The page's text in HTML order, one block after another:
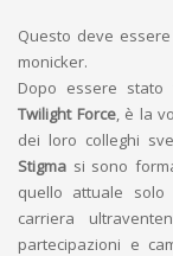
Questo deve
monicker.
Dopo essere stato
Twilight Force, è la
dei loro colleghi
Stigma si sono
quello attuale
carriera
partecipazioni e